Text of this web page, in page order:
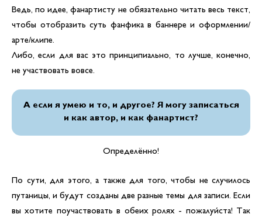
Ведь, по идее, фанартисту не обязательно читать весь текст,
чтобы отобразить суть фанфика в баннере и оформлении/
арте/клипе.
Либо, если для вас это принципиально, то лучше, конечно,
не участвовать вовсе.
А если я умею и то, и другое? Я могу записаться
и как автор, и как фанартист?
Определённо!
По сути, для этого, а также для того, чтобы не случилось
путаницы, и будут созданы две разные темы для записи. Если
вы хотите поучаствовать в обеих ролях - пожалуйста! Так